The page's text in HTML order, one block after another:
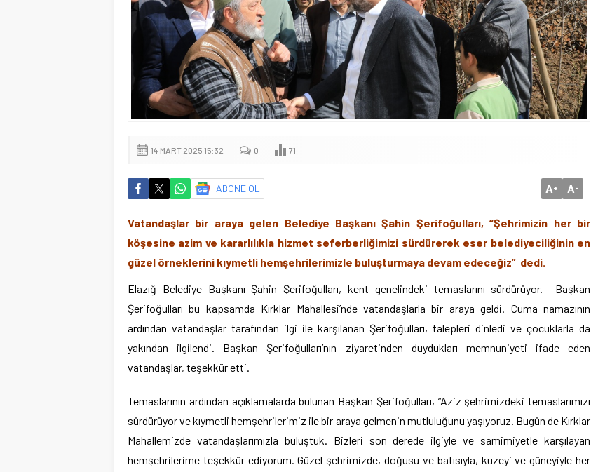
14 MART 2025 15:32 0 71
ABONE OL A+ A-
Vatandaşlar bir araya gelen Belediye Başkanı Şahin Şerifoğulları, “Şehrimizin her bir
köşesine azim ve kararlılıkla hizmet seferberliğimizi sürdürerek eser belediyeciliğinin en
güzel örneklerini kıymetli hemşehrilerimizle buluşturmaya devam edeceğiz” dedi.
Elazığ Belediye Başkanı Şahin Şerifoğulları, kent genelindeki temaslarını sürdürüyor. Başkan
Şerifoğulları bu kapsamda Kırklar Mahallesi’nde vatandaşlarla bir araya geldi. Cuma namazının
ardından vatandaşlar tarafından ilgi ile karşılanan Şerifoğulları, talepleri dinledi ve çocuklarla da
yakından ilgilendi. Başkan Şerifoğulları’nın ziyaretinden duydukları memnuniyeti ifade eden
vatandaşlar, teşekkür etti.
Temaslarının ardından açıklamalarda bulunan Başkan Şerifoğulları, “Aziz şehrimizdeki temaslarımızı
sürdürüyor ve kıymetli hemşehrilerimiz ile bir araya gelmenin mutluluğunu yaşıyoruz. Bugün de Kırklar
Mahallemizde vatandaşlarımızla buluştuk. Bizleri son derede ilgiyle ve samimiyetle karşılayan
hemşehrilerime teşekkür ediyorum. Güzel şehrimizde, doğusu ve batısıyla, kuzeyi ve güneyiyle her